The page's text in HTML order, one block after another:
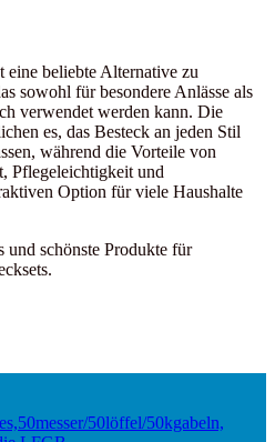
eine beliebte Alternative zu
sowohl für besondere Anlässe als
verwendet werden kann. Die
es, das Besteck an jeden Stil
während die Vorteile von
Pflegeleichtigkeit und
Option für viele Haushalte
und schönste Produkte für